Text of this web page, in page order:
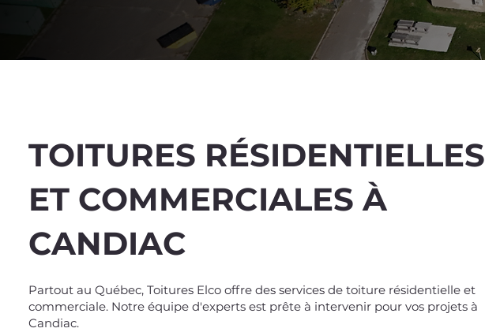
Spend $100 and get10%off
TOITURES RÉSIDENTIELLES
ET COMMERCIALES À
CANDIAC
Partout au Québec, Toitures Elco offre des services de toiture résidentielle et
commerciale. Notre équipe d'experts est prête à intervenir pour vos projets à
Candiac.